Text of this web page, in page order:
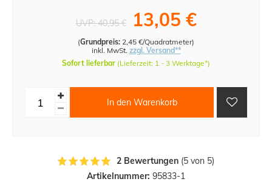
Artikelnummer: 95833-1
UVP:40,95 € 13,05 €
(Grundpreis: 2,45 €/Quadratmeter)
inkl. MwSt. zzgl. Versand**
Sofort lieferbar (Lieferzeit: 1 - 3 Werktage*)
In den Warenkorb
2 Bewertungen (5 von 5)